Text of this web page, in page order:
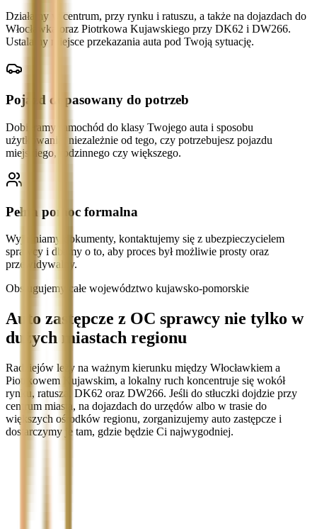
Działamy w centrum, przy rynku i ratuszu, a także na dojazdach do
Włocławka oraz Piotrkowa Kujawskiego przy DK62 i DW266.
Ustalamy miejsce przekazania auta pod Twoją sytuację.
Pojazd dopasowany do potrzeb
Dobieramy samochód do klasy Twojego auta i sposobu
użytkowania, niezależnie od tego, czy potrzebujesz pojazdu
miejskiego, rodzinnego czy większego.
Pełna pomoc formalna
Wyjaśniamy dokumenty, kontaktujemy się z ubezpieczycielem
sprawcy i dbamy o to, aby proces był możliwie prosty oraz
przewidywalny.
Obsługujemy całe województwo kujawsko-pomorskie
Auto zastępcze z OC sprawcy nie tylko w
dużych miastach regionu
Radziejów leży na ważnym kierunku między Włocławkiem a
Piotrkowem Kujawskim, a lokalny ruch koncentruje się wokół
rynku, ratusza, DK62 oraz DW266. Jeśli do stłuczki dojdzie przy
centrum miasta, na dojazdach do urzędów albo w trasie do
większych ośrodków regionu, zorganizujemy auto zastępcze i
dostarczymy je tam, gdzie będzie Ci najwygodniej.